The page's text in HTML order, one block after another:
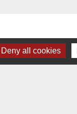
Signaler une
Deny all cookies